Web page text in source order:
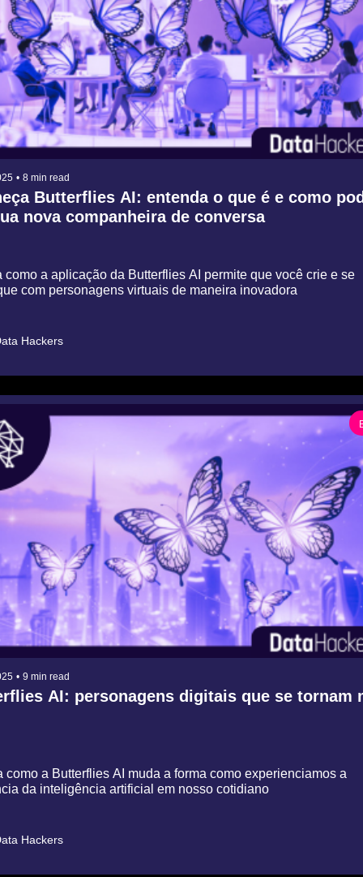
• 8 min read
Butterflies AI: entenda o que é e como
nova companheira de conversa
como a aplicação da Butterflies AI permite que você crie e se
com personagens virtuais de maneira inovadora
Hackers
• 9 min read
AI: personagens digitais que se tornam
como a Butterflies AI muda a forma como experienciamos a
da inteligência artificial em nosso cotidiano
Hackers